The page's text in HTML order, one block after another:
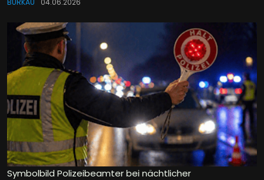
BURKAU 04.06.2026
Symbolbild Polizeibeamter bei nächtlicher